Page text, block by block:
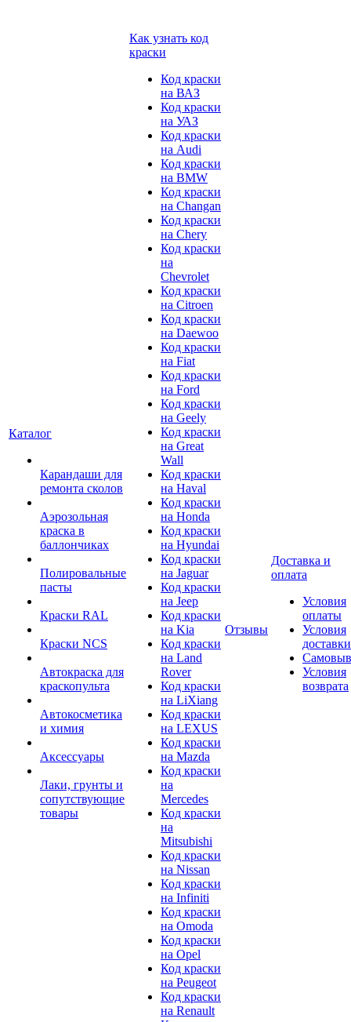
Каталог
Карандаши для
ремонта сколов
Аэрозольная
краска в
баллончиках
Полировальные
пасты
Краски RAL
Краски NCS
Автокраска для
краскопульта
Автокосметика
и химия
Аксессуары
Лаки, грунты и
сопутствующие
товары
Как узнать код
краски
Код краски
на ВАЗ
Код краски
на УАЗ
Код краски
на Audi
Код краски
на BMW
Код краски
на Changan
Код краски
на Chery
Код краски
на
Chevrolet
Код краски
на Citroen
Код краски
на Daewoo
Код краски
на Fiat
Код краски
на Ford
Код краски
на Geely
Код краски
на Great
Wall
Код краски
на Haval
Код краски
на Honda
Код краски
на Hyundai
Код краски
на Jaguar
Код краски
на Jeep
Код краски
на Kia
Код краски
на Land
Rover
Код краски
на LiXiang
Код краски
на LEXUS
Код краски
на Mazda
Код краски
на
Mercedes
Код краски
на
Mitsubishi
Код краски
на Nissan
Код краски
на Infiniti
Код краски
на Omoda
Код краски
на Opel
Код краски
на Peugeot
Код краски
на Renault
Отзывы
Доставка и
оплата
Условия
оплаты
Условия
доставки
Условия
возврата